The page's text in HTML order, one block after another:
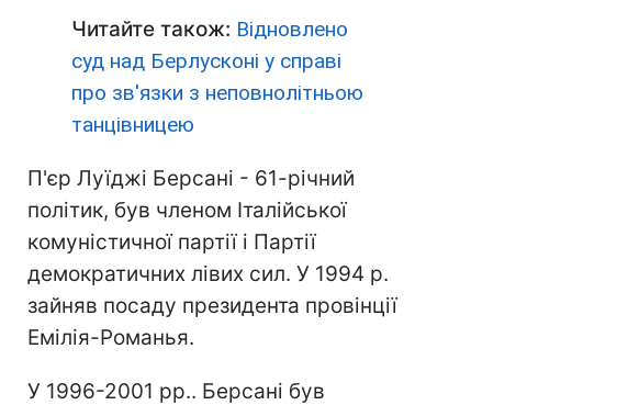
Читайте також: Відновлено
суд над Берлусконі у справі
про зв'язки з неповнолітньою
танцівницею
П'єр Луїджі Берсані - 61-річний
політик, був членом Італійської
комуністичної партії і Партії
демократичних лівих сил. У 1994 р.
зайняв посаду президента провінції
Емілія-Романья.
У 1996-2001 рр.. Берсані був